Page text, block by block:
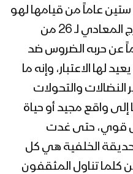
ستين عاماً من قيامها لهو
خير شاهد ودليل على أن الخارج المعادي لـ 26 من
عن حربه الضروس ضد
لها الاعتبار، وإنه ما
النضالات والتحولات
إلى واقع مجيد أو حياة
قوي، حتى غدت
الخلفية هي كل
كلما تناول المثقفون